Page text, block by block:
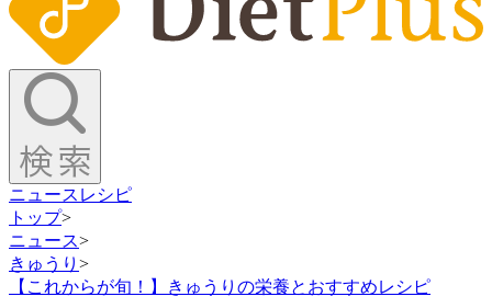
ニュース レシピ
トップ>
ニュース>
きゅうり >
【これからが旬！】きゅうりの栄養とおすすめレシピ